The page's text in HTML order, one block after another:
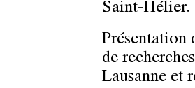
Saint-Hélier.
Présentation
de
Lausanne et